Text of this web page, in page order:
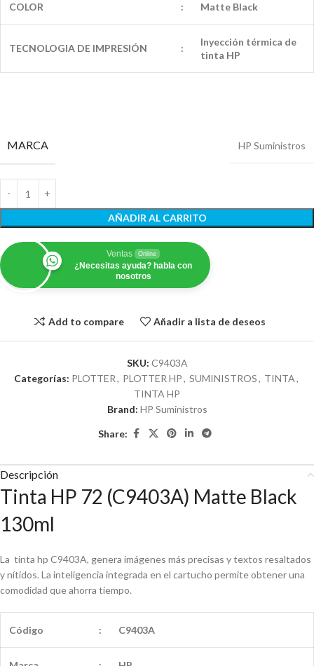
COLOR : Matte Black
TECNOLOGIA DE IMPRESIÓN :
Inyección térmica de
tinta HP
MARCA HP Suministros
AÑADIR AL CARRITO
Ventas Online
¿Necesitas ayuda? habla con
nosotros
Add to compare Añadir a lista de deseos
SKU: C9403A
Categorías: PLOTTER, PLOTTER HP, SUMINISTROS, TINTA,
TINTA HP
Brand: HP Suministros
Share:
Descripción
Tinta HP 72 (C9403A) Matte Black
130ml
La tinta hp C9403A, genera imágenes más precisas y textos resaltados
y nítidos. La inteligencia integrada en el cartucho permite obtener una
comodidad que ahorra tiempo.
Código : C9403A